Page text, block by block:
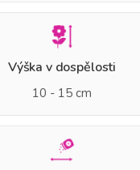
Výška v dospělosti
10 - 15 cm